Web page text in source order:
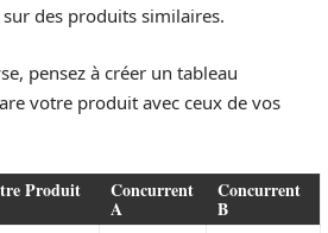
des produits similaires.
pensez à créer un tableau
votre produit avec ceux de vos
Produit Concurrent
A
Concurrent
B